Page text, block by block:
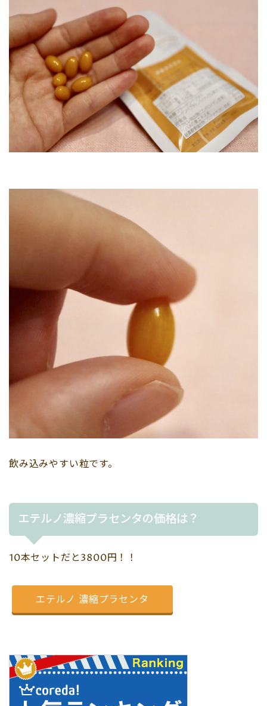
飲み込みやすい粒です。
エテルノ濃縮プラセンタの価格は？
10本セットだと3800円！！
エテルノ 濃縮プラセンタ